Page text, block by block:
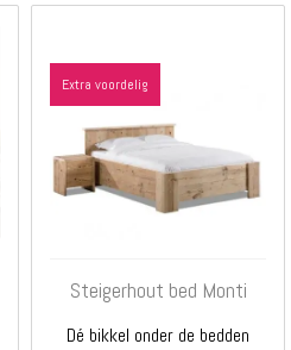
Extra voordelig
Steigerhout bed Monti
Dé bikkel onder de bedden